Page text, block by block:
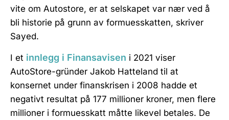
vite om Autostore, er at selskapet var nær ved å
bli historie på grunn av formuesskatten, skriver
Sayed.
I et innlegg i Finansavisen i 2021 viser
AutoStore-gründer Jakob Hatteland til at
konsernet under finanskrisen i 2008 hadde et
negativt resultat på 177 millioner kroner, men flere
millioner i formuesskatt måtte likevel betales. De